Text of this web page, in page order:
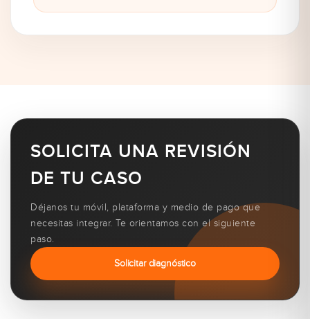
SOLICITA UNA REVISIÓN
DE TU CASO
Déjanos tu móvil, plataforma y medio de pago que
necesitas integrar. Te orientamos con el siguiente
paso.
Solicitar diagnóstico